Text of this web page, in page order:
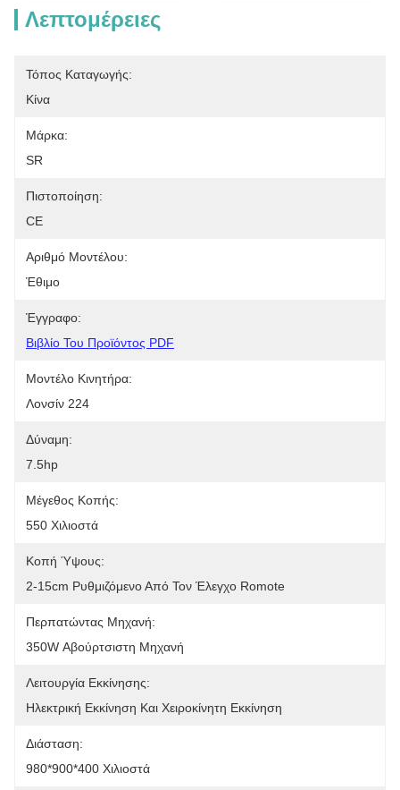
Λεπτομέρειες
Τόπος Καταγωγής:
Κίνα
Μάρκα:
SR
Πιστοποίηση:
CE
Αριθμό Μοντέλου:
Έθιμο
Έγγραφο:
Βιβλίο Του Προϊόντος PDF
Μοντέλο Κινητήρα:
Λονσίν 224
Δύναμη:
7.5hp
Μέγεθος Κοπής:
550 Χιλιοστά
Κοπή Ύψους:
2-15cm Ρυθμιζόμενο Από Τον Έλεγχο Romote
Περπατώντας Μηχανή:
350W Αβούρτσιστη Μηχανή
Λειτουργία Εκκίνησης:
Ηλεκτρική Εκκίνηση Και Χειροκίνητη Εκκίνηση
Διάσταση:
980*900*400 Χιλιοστά